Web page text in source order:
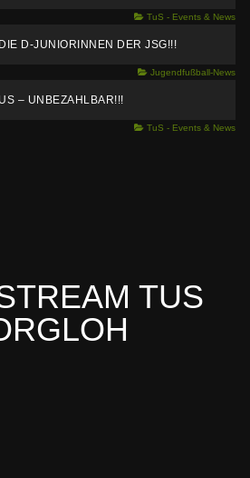
TuS - Events & News
D-JUNIORINNEN DER JSG!!!
Jugendfußball-News
– UNBEZAHLBAR!!!
TuS - Events & News
TUS